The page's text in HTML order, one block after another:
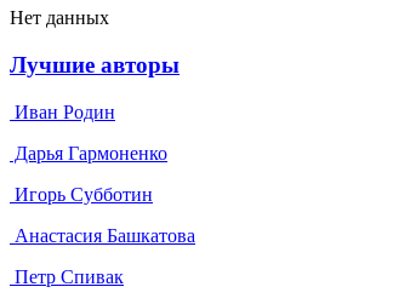
Нет данных
Лучшие авторы
Иван Родин
Дарья Гармоненко
Игорь Субботин
Анастасия Башкатова
Петр Спивак